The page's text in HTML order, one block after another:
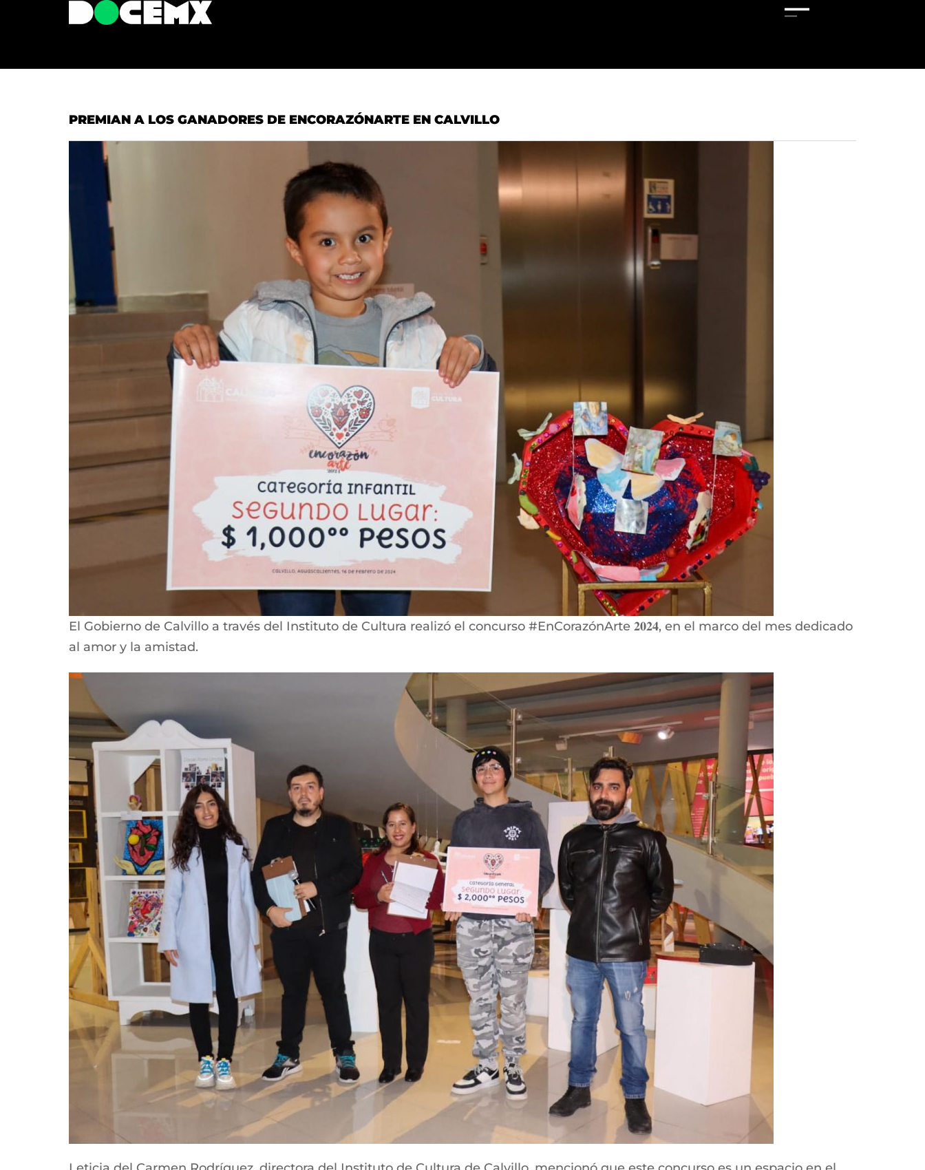
PREMIAN A LOS GANADORES DE ENCORAZÓNARTE EN CALVILLO
El Gobierno de Calvillo a través del Instituto de Cultura realizó el concurso #EnCorazónArte 𝟐𝟎𝟐𝟒, en el marco del mes dedicado
al amor y la amistad.